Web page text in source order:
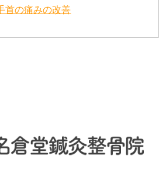
首の痛みの改善